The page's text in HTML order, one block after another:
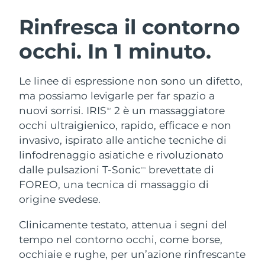
Rinfresca il contorno
occhi. In 1 minuto.
Le linee di espressione non sono un difetto,
ma possiamo levigarle per far spazio a
nuovi sorrisi. IRISTM
2 è un massaggiatore
occhi ultraigienico, rapido, efficace e non
invasivo, ispirato alle antiche tecniche di
linfodrenaggio asiatiche e rivoluzionato
dalle pulsazioni T-SonicTM
brevettate di
FOREO, una tecnica di massaggio di
origine svedese.
Clinicamente testato, attenua i segni del
tempo nel contorno occhi, come borse,
occhiaie e rughe, per un’azione rinfrescante
LUNA™ 4 pacchetto
Anti-aging massage
LUNA™ 4 Plus
Massage, LED heating
For men, anti-aging massage
BEAR™ 2 pacchetto
Microcurrent toning
BEAR™ 2 go
Microcurrent toning on-the-go
Microcurrent line smoothing device
Idratazione
UFO™ 3 pacchetto
Deep facial hydration
Near-infrared and red light therapy
device
Igiene orale
issa™ 4
Hybrid silicone sonic toothbrush
issa™ 4 plus
Smart hybrid silicone sonic toothbrush
TRATTAMENTI ANTI-AGE FAQ™
Anti-age Trattamenti LED
Austria Consegna stimata
Bahrein Consegna stimata
Belgio
Bermuda Consegna stimata
Bosnia ed
Erzegovina
Consegna stimata 8/13/26
Brunei Consegna stimata
Bulgaria
Canada Consegna stimata8/14/26
Cile Consegna stimata8/14/26